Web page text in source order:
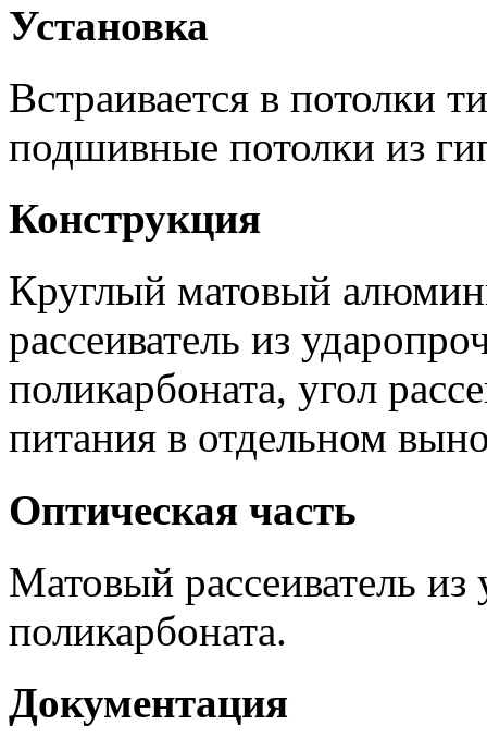
Установка
Встраивается в потолки
подшивные потолки из
Конструкция
Круглый матовый
рассеиватель из
поликарбоната, угол
питания в отдельном
Оптическая часть
Матовый рассеиватель из
поликарбоната.
Документация